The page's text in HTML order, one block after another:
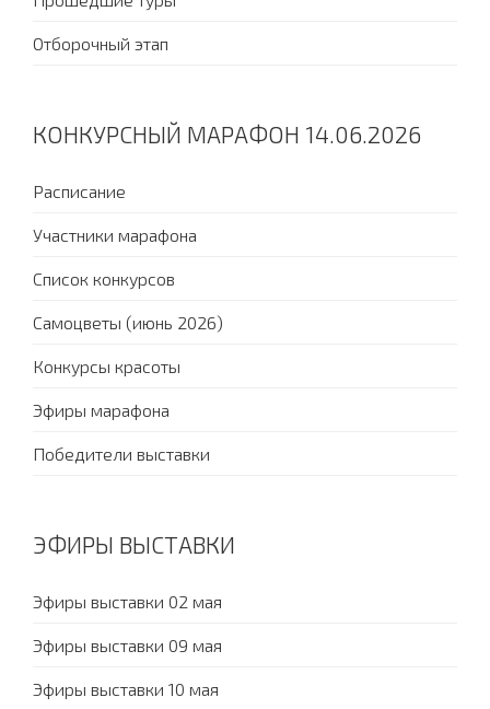
Отборочный этап
КОНКУРСНЫЙ МАРАФОН 14.06.2026
Расписание
Участники марафона
Список конкурсов
Самоцветы (июнь 2026)
Конкурсы красоты
Эфиры марафона
Победители выставки
ЭФИРЫ ВЫСТАВКИ
Эфиры выставки 02 мая
Эфиры выставки 09 мая
Эфиры выставки 10 мая